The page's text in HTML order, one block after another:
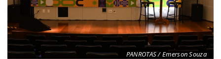
PANROTAS / Emerson Souza